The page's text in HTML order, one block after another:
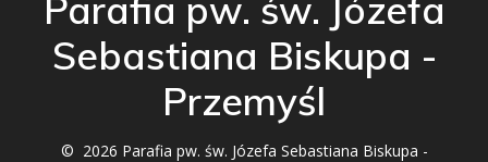
Parafia pw. św. Józefa
Sebastiana Biskupa -
Przemyśl
© 2026 Parafia pw. św. Józefa Sebastiana Biskupa -